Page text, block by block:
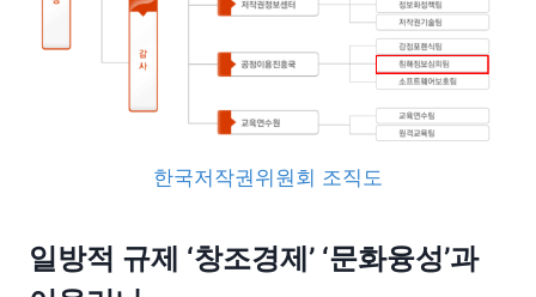
한국저작권위원회 조직도
일방적 규제 ‘창조경제’ ‘문화융성’과